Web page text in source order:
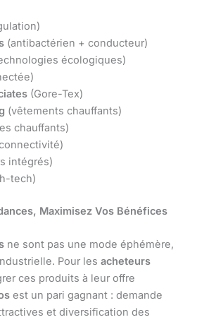
(antibactérien + conducteur)
écologiques)
(Gore-Tex)
(vêtements chauffants)
chauffants)
intégrés)
tech)
Maximisez Vos Bénéfices
ne sont pas une mode éphémère,
Pour les acheteurs
ces produits à leur offre
est un pari gagnant : demande
et diversification des